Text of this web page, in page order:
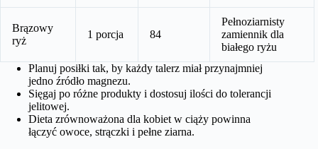
Brązowy
ryż
1 porcja 84
Pełnoziarnisty
zamiennik dla
białego ryżu
Planuj posiłki tak, by każdy talerz miał przynajmniej
jedno źródło magnezu.
Sięgaj po różne produkty i dostosuj ilości do tolerancji
jelitowej.
Dieta zrównoważona dla kobiet w ciąży powinna
łączyć owoce, strączki i pełne ziarna.